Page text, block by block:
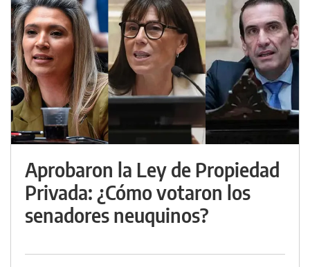
Aprobaron la Ley de Propiedad
Privada: ¿Cómo votaron los
senadores neuquinos?